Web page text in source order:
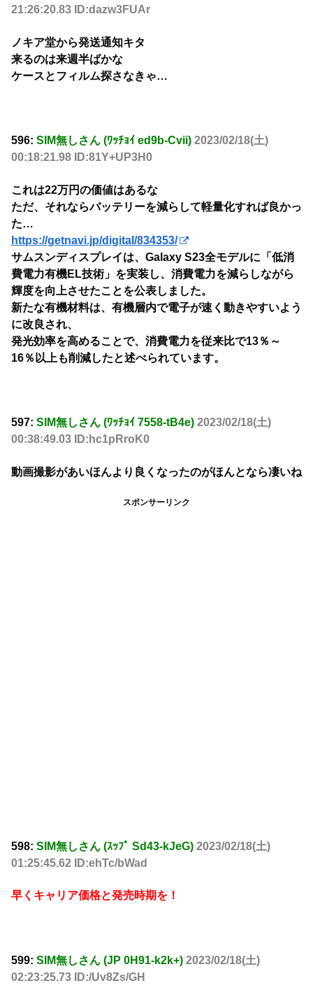
21:26:20.83 ID:dazw3FUAr
ノキア堂から発送通知キタ
来るのは来週半ばかな
ケースとフィルム探さなきゃ…
596: SIM無しさん (ﾜｯﾁｮｲ ed9b-Cvii) 2023/02/18(土)
00:18:21.98 ID:81Y+UP3H0
これは22万円の価値はあるな
ただ、それならバッテリーを減らして軽量化すれば良かっ
た…
https://getnavi.jp/digital/834353/
サムスンディスプレイは、Galaxy S23全モデルに「低消
費電力有機EL技術」を実装し、消費電力を減らしながら
輝度を向上させたことを公表しました。
新たな有機材料は、有機層内で電子が速く動きやすいよう
に改良され、
発光効率を高めることで、消費電力を従来比で13％～
16％以上も削減したと述べられています。
597: SIM無しさん (ﾜｯﾁｮｲ 7558-tB4e) 2023/02/18(土)
00:38:49.03 ID:hc1pRroK0
動画撮影があいほんより良くなったのがほんとなら凄いね
スポンサーリンク
598: SIM無しさん (ｽｯﾌﾟ Sd43-kJeG) 2023/02/18(土)
01:25:45.62 ID:ehTc/bWad
早くキャリア価格と発売時期を！
599: SIM無しさん (JP 0H91-k2k+) 2023/02/18(土)
02:23:25.73 ID:/Uv8Zs/GH